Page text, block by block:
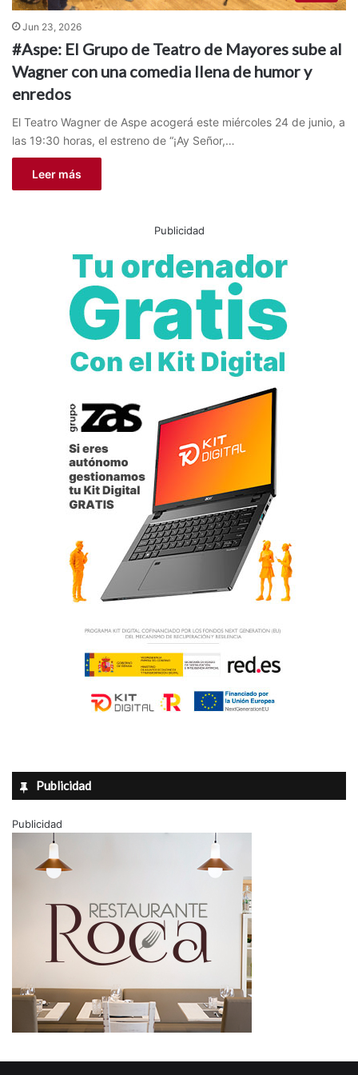
Jun 23, 2026
#Aspe: El Grupo de Teatro de Mayores sube al
Wagner con una comedia llena de humor y
enredos
El Teatro Wagner de Aspe acogerá este miércoles 24 de junio, a
las 19:30 horas, el estreno de “¡Ay Señor,…
Leer más
Publicidad
Publicidad
Publicidad